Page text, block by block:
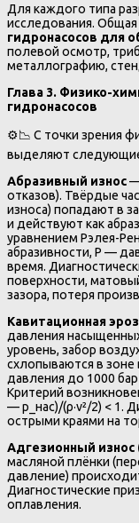
Для каждого типа
исследования.
гидронасосов для
полевой осмотр,
металлографию,
Глава 3. Физико-
гидронасосов
⚙️📉 С точки зрения
выделяют
Абразивный износ—
отказов). Твёрдые
износа) попадают в
и действуют как
уравнением Рэлея-
абразивности, P —
время.
поверхности,
зазора, потеря
Кавитационная
давления
уровень, забор
схлопываются в зоне
давления до 1000
Критерий
— p_нас)/(ρ·v²/2) < 1.
острыми краями на
Адгезионный износ
масляной плёнки
давление)
Диагностические
оплавления.